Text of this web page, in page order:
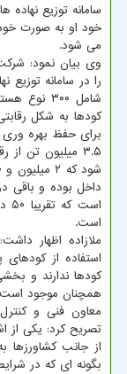
سامانه توزیع
خود او به صورت خود
می شود.
وی بیان نمود:
را در سامانه توزیع
شامل ۳۰۰
کودها به شکل
۳.۵ میلیون تن
داخل بوده و باقی
است.
ملازاده اظهار
استفاده از
کودها ندارند و
همچنان موجود
معاون فنی و
تصریح کرد: یکی از
از جانب
بگونه ای که در